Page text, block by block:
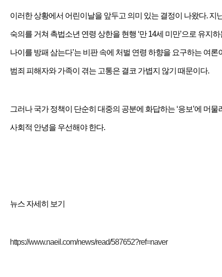
이러한 상황에서 어린이날을 앞두고 의미 있는 결정이 나왔다. 지
숙의를 거쳐 촉법소년 연령 상한을 현행 ‘만 14세 미만’으로 유지
나이를 방패 삼는다’는 비판 속에 처벌 연령 하향을 요구하는 여
범죄 피해자와 가족이 겪는 고통은 결코 가볍지 않기 때문이다.
그러나 국가 정책이 단순히 대중의 공분에 화답하는 ‘응보’에 머
사회적 안녕을 우선해야 한다.
뉴스 자세히 보기
https://www.naeil.com/news/read/587652?ref=naver